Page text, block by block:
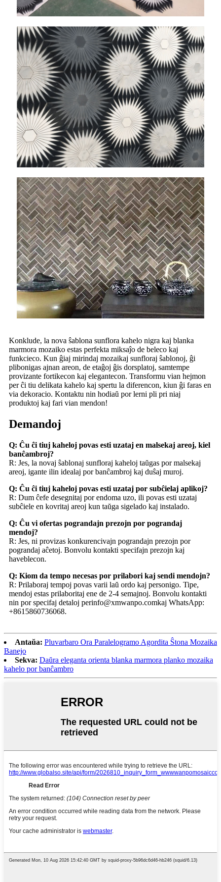
Konklude, la nova ŝablona sunflora kahelo nigra kaj blanka
marmora mozaiko estas perfekta miksaĵo de beleco kaj
funkcieco. Kun ĝiaj mirindaj mozaikaj sunfloraj ŝablonoj, ĝi
plibonigas ajnan areon, de etaĝoj ĝis dorsplatoj, samtempe
provizante fortikecon kaj elegantecon. Transformu vian hejmon
per ĉi tiu delikata kahelo kaj spertu la diferencon, kiun ĝi faras en
via dekoracio. Kontaktu nin hodiaŭ por lerni pli pri niaj
produktoj kaj fari vian mendon!
Demandoj
Q: Ĉu ĉi tiuj kaheloj povas esti uzataj en malsekaj areoj, kiel
banĉambroj?
R: Jes, la novaj ŝablonaj sunfloraj kaheloj taŭgas por malsekaj
areoj, igante ilin idealaj por banĉambroj kaj duŝaj muroj.
Q: Ĉu ĉi tiuj kaheloj povas esti uzataj por subĉielaj aplikoj?
R: Dum ĉefe desegnitaj por endoma uzo, ili povas esti uzataj
subĉiele en kovritaj areoj kun taŭga sigelado kaj instalado.
Q: Ĉu vi ofertas pograndajn prezojn por pograndaj
mendoj?
R: Jes, ni provizas konkurencivajn pograndajn prezojn por
pograndaj aĉetoj. Bonvolu kontakti specifajn prezojn kaj
haveblecon.
Q: Kiom da tempo necesas por prilabori kaj sendi mendojn?
R: Prilaboraj tempoj povas varii laŭ ordo kaj personigo. Tipe,
mendoj estas prilaboritaj ene de 2-4 semajnoj. Bonvolu kontakti
nin por specifaj detaloj perinfo@xmwanpo.comkaj WhatsApp:
+8615860736068.
Antaŭa: Pluvarbaro Ora Paralelogramo Agordita Ŝtona Mozaika
Banejo
Sekva: Daŭra eleganta orienta blanka marmora planko mozaika
kahelo por banĉambro